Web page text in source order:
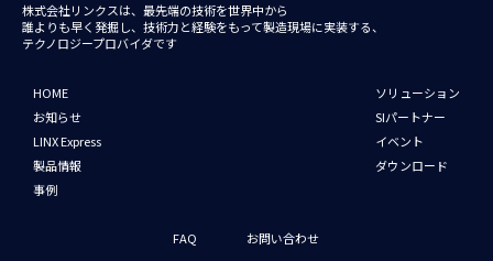
株式会社リンクスは、最先端の技術を世界中から
誰よりも早く発掘し、技術力と経験をもって製造現場に実装する、
テクノロジープロバイダです
HOME
お知らせ
LINX Express
製品情報
事例
ソリューション
SIパートナー
イベント
ダウンロード
FAQ お問い合わせ